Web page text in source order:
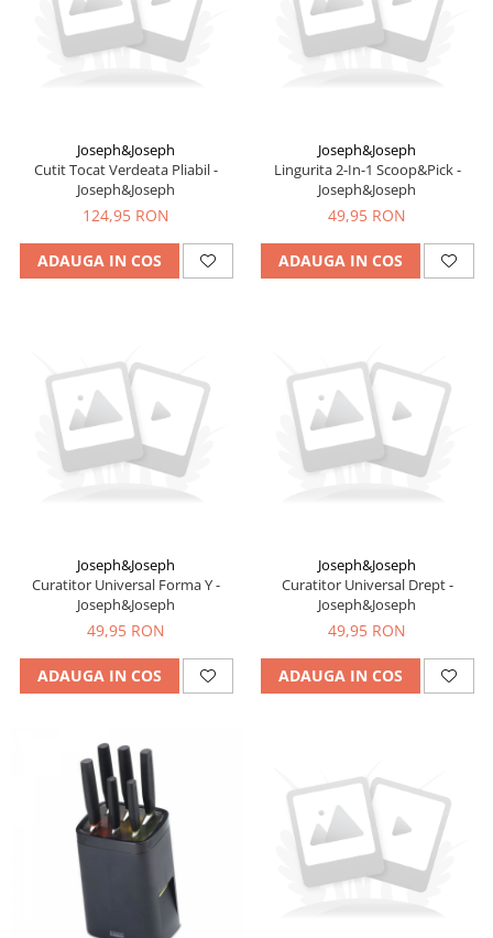
Joseph&Joseph
Cutit Tocat Verdeata Pliabil -
Joseph&Joseph
124,95 RON
ADAUGA IN COS
Joseph&Joseph
Lingurita 2-In-1 Scoop&Pick -
Joseph&Joseph
49,95 RON
ADAUGA IN COS
Joseph&Joseph
Curatitor Universal Forma Y -
Joseph&Joseph
49,95 RON
ADAUGA IN COS
Joseph&Joseph
Curatitor Universal Drept -
Joseph&Joseph
49,95 RON
ADAUGA IN COS